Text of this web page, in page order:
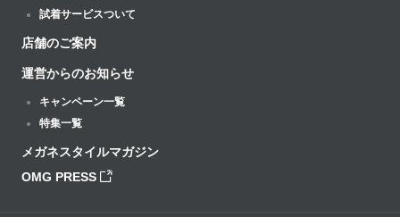
試着サービスついて
店舗のご案内
運営からのお知らせ
キャンペーン一覧
特集一覧
メガネスタイルマガジン
OMG PRESS